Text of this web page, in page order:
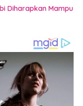
Diharapkan Mampu